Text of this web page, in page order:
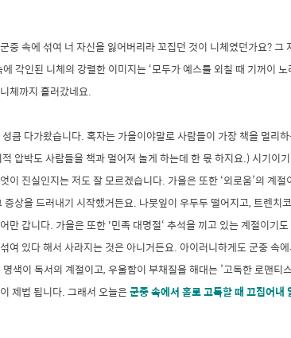
중 속에 섞여 너 자신을 잃어버리라 꼬집던 것이 니체였던가요? 그
각인된 니체의 강렬한 이미지는 ‘모두가 예스를 외칠 때 기꺼이
체까지 흘러갔네요.
큼 다가왔습니다. 혹자는 가을이야말로 사람들이 가장 책을 멀리
압박도 사람들을 책과 멀어져 놀게 하는데 한 몫 하지요.) 시기이
이 진실인지는 저도 잘 모르겠습니다. 가을은 또한 ‘외로움’의 계
증상을 드러내기 시작했거든요. 나뭇잎이 우두두 떨어지고, 트렌치
만 갑니다. 가을은 또한 '민족 대명절‘ 추석을 끼고 있는 계절이기
여 있다 해서 사라지는 것은 아니거든요. 아이러니하게도 군중 속
색이 독서의 계절이고, 우울함이 부채질을 해대는 ’고독한 로맨티
제법 됩니다. 그래서 오늘은군중 속에서 홀로 고독할 때 끄집어내